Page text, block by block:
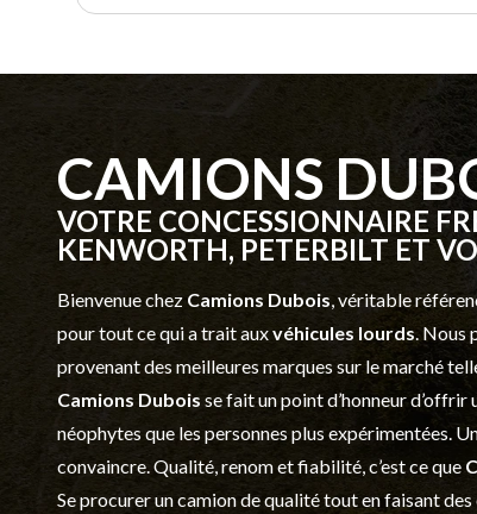
CAMIONS
VOTRE CONCESSIONNAIRE
KENWORTH, PETERBILT ET
Bienvenue chez Camions Dubois, véritable
pour tout ce qui a trait auxvéhicules lourds. Nous
provenant des meilleures marques sur le marché
Camions Dubois se fait un point d’honneur d’offrir
néophytes que les personnes plus expérimentées.
convaincre. Qualité, renom et fiabilité, c’est ce que
Se procurer un camion de qualité tout en faisant